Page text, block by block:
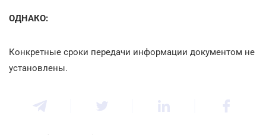
ОДНАКО:
Конкретные сроки передачи информации документом не
установлены.